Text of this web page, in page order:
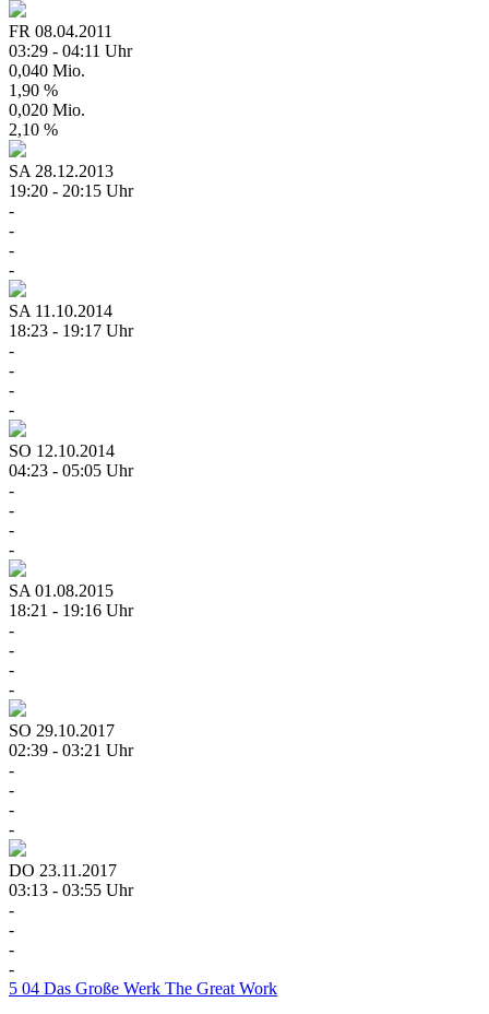
FR 08.04.2011
03:29 - 04:11 Uhr
0,040 Mio.
1,90 %
0,020 Mio.
2,10 %
SA 28.12.2013
19:20 - 20:15 Uhr
-
-
-
-
SA 11.10.2014
18:23 - 19:17 Uhr
-
-
-
-
SO 12.10.2014
04:23 - 05:05 Uhr
-
-
-
-
SA 01.08.2015
18:21 - 19:16 Uhr
-
-
-
-
SO 29.10.2017
02:39 - 03:21 Uhr
-
-
-
-
DO 23.11.2017
03:13 - 03:55 Uhr
-
-
-
-
5 04 Das Große Werk The Great Work